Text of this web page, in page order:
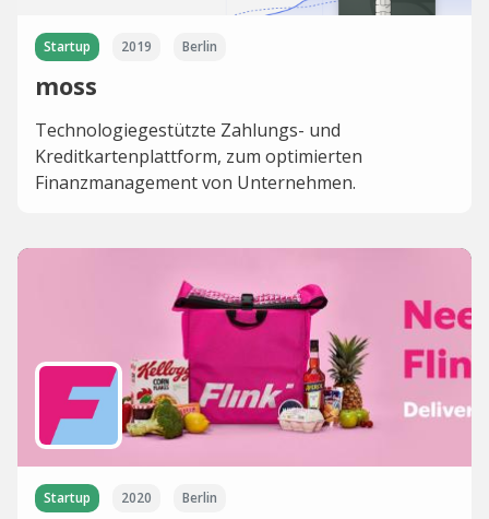
Startup 2019 Berlin
moss
Technologiegestützte Zahlungs- und
Kreditkartenplattform, zum optimierten
Finanzmanagement von Unternehmen.
Startup 2020 Berlin